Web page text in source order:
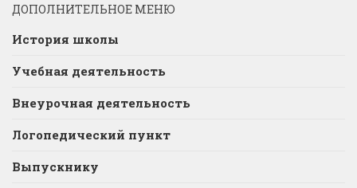
ДОПОЛНИТЕЛЬНОЕ МЕНЮ
История школы
Учебная деятельность
Внеурочная деятельность
Логопедический пункт
Выпускнику